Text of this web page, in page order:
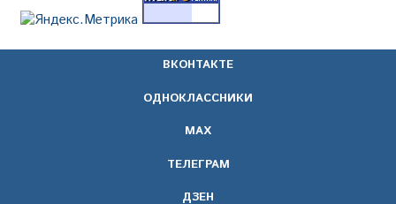
ВКОНТАКТЕ
ОДНОКЛАССНИКИ
МАХ
ТЕЛЕГРАМ
ДЗЕН